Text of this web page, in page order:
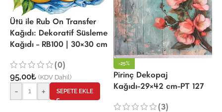
Ütü ile Rub On Transfer
Kağıdı: Dekoratif Süsleme
Kağıdı – RB100 | 30×30 cm
(0)
95,00₺ (KDV Dahil)
- + SEPETE EKLE
-25%
Pirinç Dekopaj
Kağıdı-29×42 cm-PT 127
(3)